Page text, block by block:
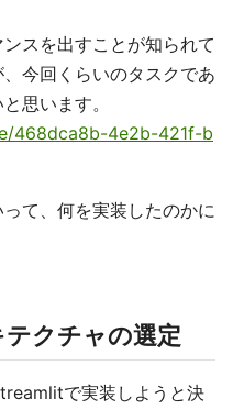
スを出すことが知られて
今回くらいのタスクであ
思います。
468dca8b-4e2b-421f-b
て、何を実装したのかに
クチャの選定
で実装しようと決